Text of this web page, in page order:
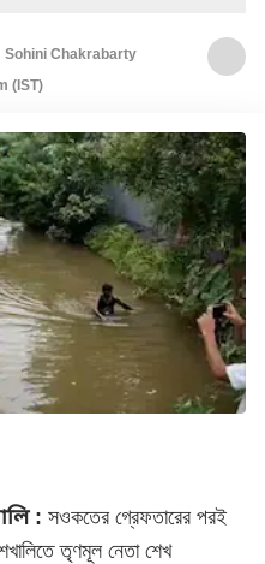
Sohini Chakrabarty
(IST)
: সওকতের গ্রেফতারের পরই
তৃণমূল নেতা শেখ